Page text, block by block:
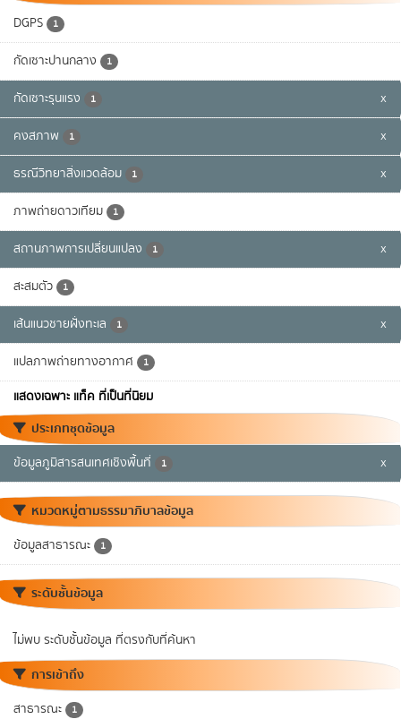
DGPS 1
กัดเซาะปานกลาง 1
กัดเซาะรุนแรง 1 x
คงสภาพ 1 x
ธรณีวิทยาสิ่งแวดล้อม 1 x
ภาพถ่ายดาวเทียม 1
สถานภาพการเปลี่ยนแปลง 1 x
สะสมตัว 1
เส้นแนวชายฝั่งทะเล 1 x
แปลภาพถ่ายทางอากาศ 1
แสดงเฉพาะ แท็ค ที่เป็นที่นิยม
ประเภทชุดข้อมูล
ข้อมูลภูมิสารสนเทศเชิงพื้นที่ 1 x
หมวดหมู่ตามธรรมาภิบาลข้อมูล
ข้อมูลสาธารณะ 1
ระดับชั้นข้อมูล
ไม่พบ ระดับชั้นข้อมูล ที่ตรงกับที่ค้นหา
การเข้าถึง
สาธารณะ 1